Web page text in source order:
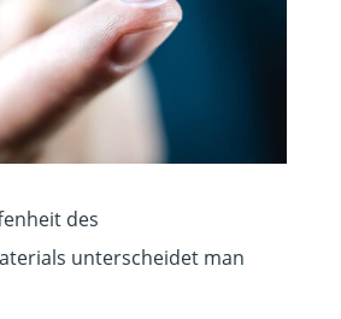
des
unterscheidet man